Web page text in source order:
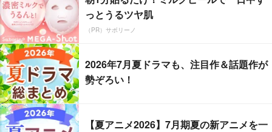
っとうるツヤ肌
（PR）サボリーノ
2026年7月夏ドラマも、注目作＆話題作が
勢ぞろい！
【夏アニメ2026】7月期夏の新アニメを一